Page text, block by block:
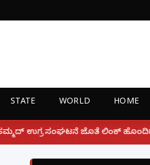
STATE WORLD HOME
ಹೊಂದಿದ್ದ ಜೈಪುರದ ಮಹಿಳೆ ಬಂಧನ!